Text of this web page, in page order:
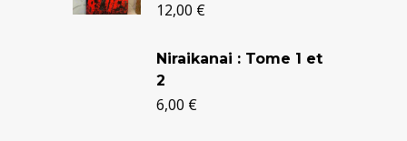
12,00 €
Niraikanai : Tome 1 et
2
6,00 €